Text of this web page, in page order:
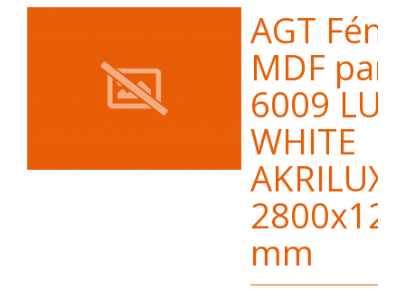
AGT
MDF
6009
WHITE
AKRILUX
mm